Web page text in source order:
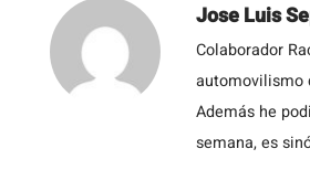
Jose Luis
Colaborador
automovilismo
Además he
semana, es